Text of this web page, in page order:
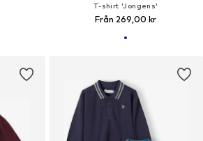
T-shirt 'Jongens'
Från 269,00 kr